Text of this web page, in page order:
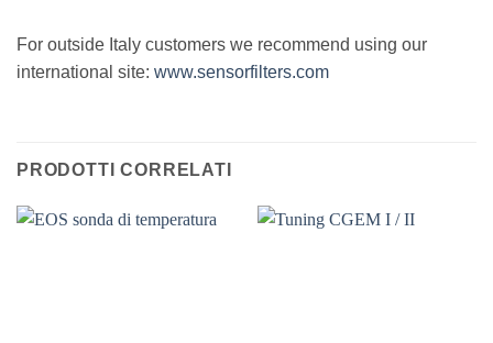
For outside Italy customers we recommend using our
international site: www.sensorfilters.com
PRODOTTI CORRELATI